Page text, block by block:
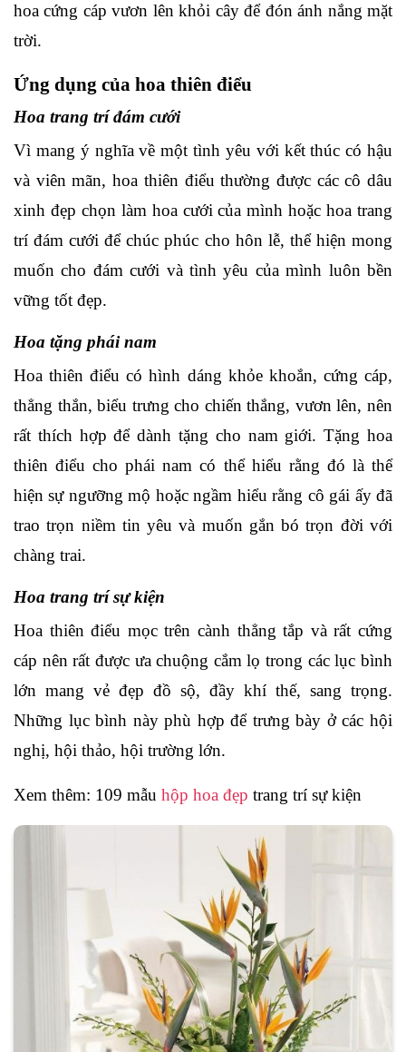
hoa cứng cáp vươn lên khỏi cây để đón ánh nắng mặt
trời.
Ứng dụng của hoa thiên điểu
Hoa trang trí đám cưới
Vì mang ý nghĩa về một tình yêu với kết thúc có hậu
và viên mãn, hoa thiên điểu thường được các cô dâu
xinh đẹp chọn làm hoa cưới của mình hoặc hoa trang
trí đám cưới để chúc phúc cho hôn lễ, thể hiện mong
muốn cho đám cưới và tình yêu của mình luôn bền
vững tốt đẹp.
Hoa tặng phái nam
Hoa thiên điểu có hình dáng khỏe khoắn, cứng cáp,
thẳng thắn, biểu trưng cho chiến thắng, vươn lên, nên
rất thích hợp để dành tặng cho nam giới. Tặng hoa
thiên điểu cho phái nam có thể hiểu rằng đó là thể
hiện sự ngưỡng mộ hoặcngầm hiểu rằng cô gái ấy đã
trao trọn niềm tin yêu và muốn gắn bó trọn đời với
chàng trai.
Hoa trang trí sự kiện
Hoa thiên điểu mọc trên cành thẳng tắp và rất cứng
cáp nên rất được ưa chuộng cắm lọ trong các lục bình
lớn mang vẻ đẹp đồ sộ, đầy khí thế, sang trọng.
Những lục bình này phù hợp để trưng bày ở các hội
nghị, hội thảo, hội trường lớn.
Xem thêm: 109 mẫu hộp hoa đẹp trang trí sự kiện